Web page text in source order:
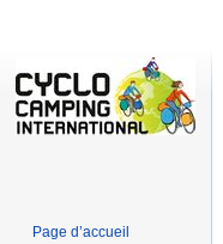
Page d’accueil